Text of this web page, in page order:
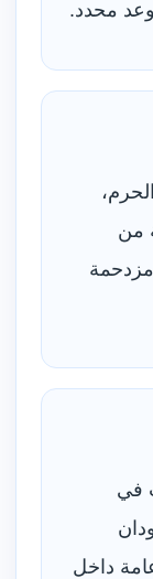
محدد.
من
مزدحمة
في
داخل